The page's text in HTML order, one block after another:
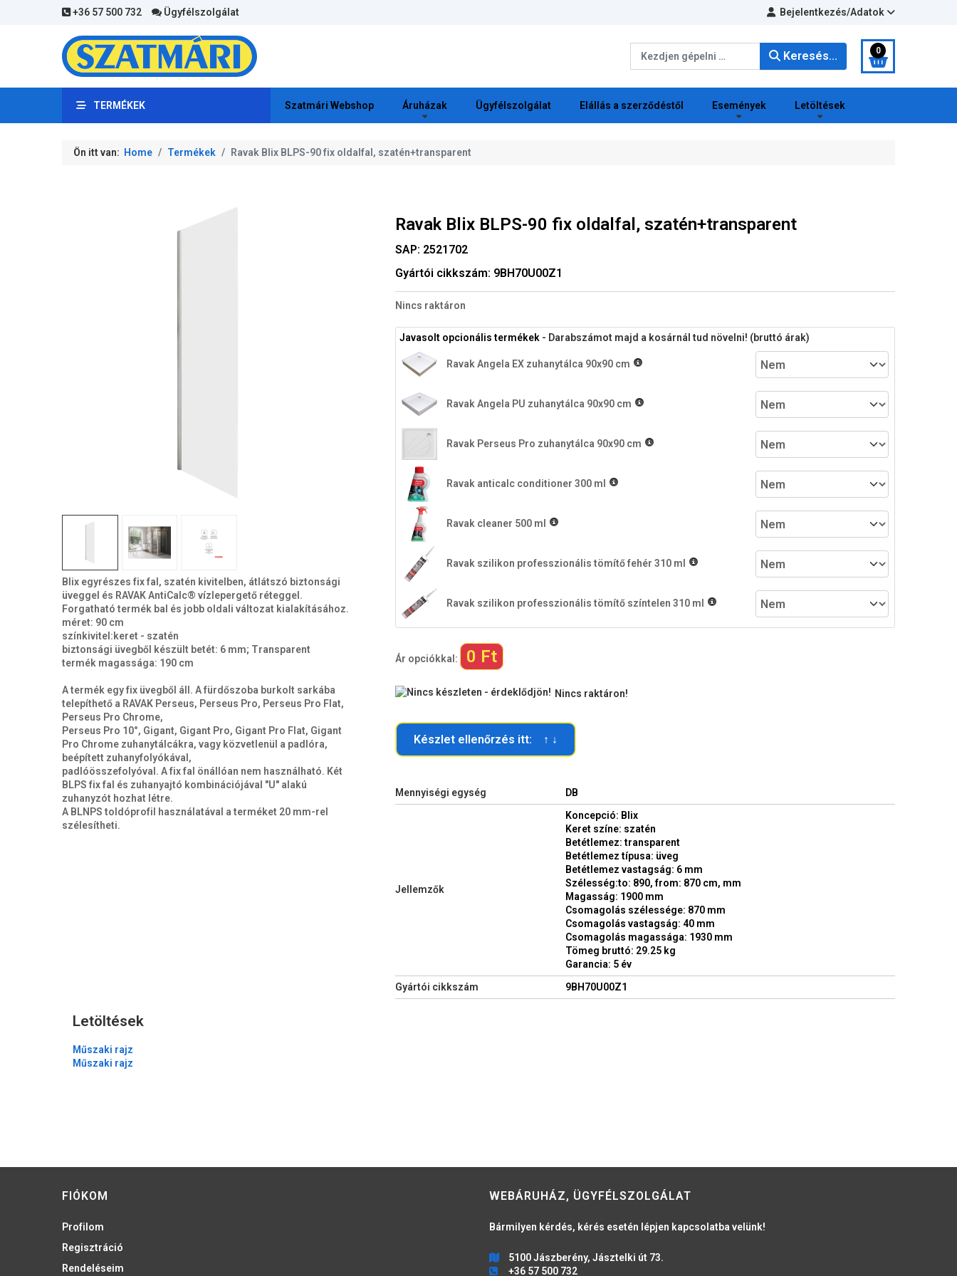
+36 57 500 732 Ügyfélszolgálat Bejelentkezés/Adatok
Keresés... 0
TERMÉKEK Szatmári Webshop Áruházak Ügyfélszolgálat Elállás a szerződéstől Események Letöltések
Ön itt van: Home Termékek Ravak Blix BLPS-90 fix oldalfal, szatén+transparent
Blix egyrészes fix fal, szatén kivitelben, átlátszó biztonsági
üveggel és RAVAK AntiCalc® vízlepergető réteggel.
Forgatható termék bal és jobb oldali változat kialakításához.
méret: 90 cm
színkivitel:keret - szatén
biztonsági üvegből készült betét: 6 mm; Transparent
termék magassága: 190 cm
A termék egy fix üvegből áll. A fürdőszoba burkolt sarkába
telepíthető a RAVAK Perseus, Perseus Pro, Perseus Pro Flat,
Perseus Pro Chrome,
Perseus Pro 10°, Gigant, Gigant Pro, Gigant Pro Flat, Gigant
Pro Chrome zuhanytálcákra, vagy közvetlenül a padlóra,
beépített zuhanyfolyókával,
padlóösszefolyóval. A fix fal önállóan nem használható. Két
BLPS fix fal és zuhanyajtó kombinációjával "U" alakú
zuhanyzót hozhat létre.
A BLNPS toldóprofil használatával a terméket 20 mm-rel
szélesítheti.
Ravak Blix BLPS-90 fix oldalfal, szatén+transparent
SAP: 2521702
Gyártói cikkszám: 9BH70U00Z1
Nincs raktáron
Javasolt opcionális termékek - Darabszámot majd a kosárnál tud növelni! (bruttó árak)
Ravak Angela EX zuhanytálca 90x90 cm
Ravak Angela PU zuhanytálca 90x90 cm
Ravak Perseus Pro zuhanytálca 90x90 cm
Ravak anticalc conditioner 300 ml
Ravak cleaner 500 ml
Ravak szilikon professzionális tömítő fehér 310 ml
Ravak szilikon professzionális tömítő színtelen 310 ml
Ár opciókkal: 0 Ft
Nincs raktáron!
Készlet ellenőrzés itt: ↑ ↓
Mennyiségi egység DB
Jellemzők
Koncepció: Blix
Keret színe: szatén
Betétlemez: transparent
Betétlemez típusa: üveg
Betétlemez vastagság: 6 mm
Szélesség:to: 890, from: 870 cm, mm
Magasság: 1900 mm
Csomagolás szélessége: 870 mm
Csomagolás vastagság: 40 mm
Csomagolás magassága: 1930 mm
Tömeg bruttó: 29.25 kg
Garancia: 5 év
Gyártói cikkszám
9BH70U00Z1
Letöltések
Műszaki rajz
Műszaki rajz
FIÓKOM
Profilom
Regisztráció
Rendeléseim
WEBÁRUHÁZ, ÜGYFÉLSZOLGÁLAT
Bármilyen kérdés, kérés esetén lépjen kapcsolatba velünk!
5100 Jászberény, Jásztelki út 73.
+36 57 500 732